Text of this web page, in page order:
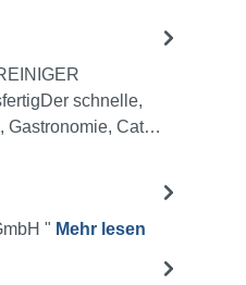
schnelle,
Gastronomie, Cat…
" Mehr lesen